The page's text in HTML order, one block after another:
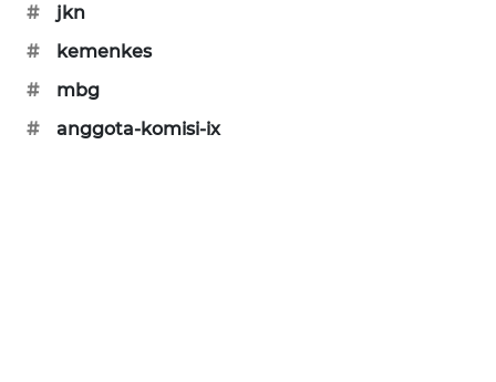
#
jkn
#
kemenkes
#
mbg
#
anggota-komisi-ix
LAPAK
Wahana
Network